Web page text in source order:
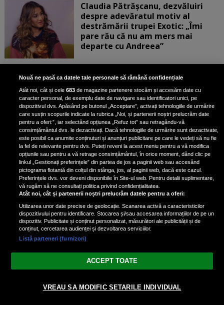
Claudia Pătrășcanu, dezvăluiri
despre adevăratul motiv al
destrămării trupei Exotic: „Îmi
pare rău că nu am mers mai
departe cu Andreea”
Scene incredibile! Ilinca Vandici a
pus mâna pe aparatul de
fotografiat al unui paparazzo și i l-
a aruncat la gunoi: „S-a dus la
poliție. Nu mai aveam aer”
Oana Moșneagu, mărturisiri
despre începutul relației cu Vlad
Gherman: „Eu am fost îngrozită de
aceasta posibilă relație”
Nouă ne pasă ca datele tale personale să rămână confidențiale
Atât noi, cât și cele683 de magazine partenere stocăm și accesăm date cu
caracter personal, de exemplu date de navigare sau identificatori unici, pe
dispozitivul dvs. Apăsând pe butonul „Acceptare”, activați tehnologiile de urmărire
care susțin scopurile indicate la rubrica „Noi, și partenerii noștri prelucrăm date
pentru a oferi:”, iar selectând opțiunea „Refuz tot” sau retragându-vă
consimțământul dvs. le dezactivați. Dacă tehnologiile de urmărire sunt dezactivate,
este posibil ca anumite conținuturi și anunțuri publicitare pe care le vedeți să nu fie
la fel de relevante pentru dvs. Puteți reveni la acest meniu pentru a vă modifica
opțiunile sau pentru a vă retrage consimțământul, în orice moment, dând clic pe
linkul „Gestionați preferințele” din partea de jos a paginii web sau accesând
pictograma flotantă din colțul din stânga, jos, al paginii web, dacă este cazul.
Preferințele dvs. vor deveni disponibile în Site-ul web. Pentru detalii suplimentare,
vă rugăm să ne consultați politica privind confidențialitatea.
Atât noi, cât și partenerii noștri prelucrăm datele pentru a oferi:
Utilizarea unor date precise de geolocație. Scanarea activă a caracteristicilor
dispozitivului pentru identificare. Stocarea și/sau accesarea informațiilor de pe un
dispozitiv. Publicitate și conținut personalizat, măsurători ale publicității și de
conținut, cercetarea audienței și dezvoltarea serviciilor.
Listă parteneri (furnizori)
ACCEPT TOATE
VREAU SA MODIFIC SETARILE INDIVIDUAL